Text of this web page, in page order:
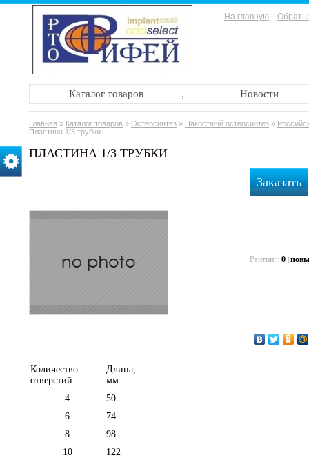
На главную
Каталог товаров Новости
Главная » Каталог товаров » Остеосинтез » Накостный остеосинтез »
Пластина 1/3 трубки
ПЛАСТИНА 1/3 ТРУБКИ
Заказать
Рейтинг: 0 (
Количество
отверстий
Длина,
мм
4
50
6
74
8
98
10
122